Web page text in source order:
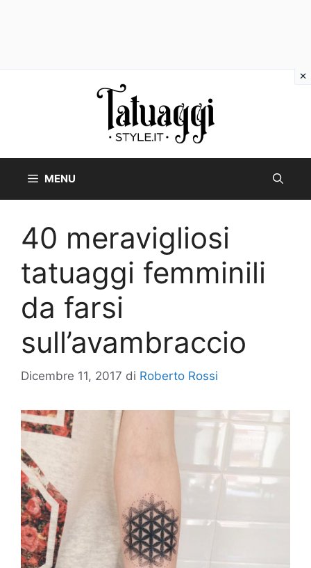
MENU
40 meravigliosi
tatuaggi femminili
da farsi
sull’avambraccio
Dicembre 11, 2017 di Roberto Rossi